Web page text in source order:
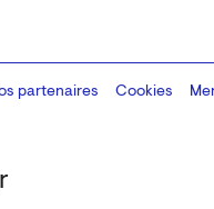
Kaczmarek, code:
partenaires Cookies